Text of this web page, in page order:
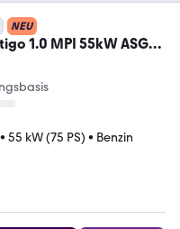
NEU
1.0 MPI 55kW ASG
Monte Carlo
• 55 kW (75 PS) • Benzin